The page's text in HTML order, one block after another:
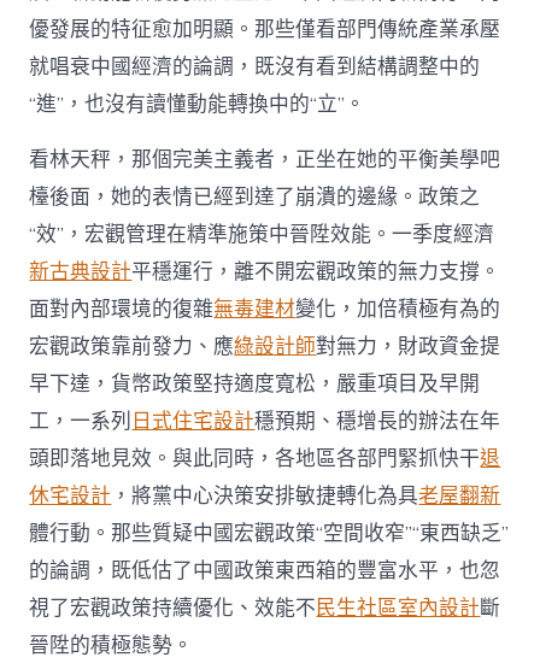
優發展的特征愈加明顯。那些僅看部門傳統產業承壓
就唱衰中國經濟的論調，既沒有看到結構調整中的
“進”，也沒有讀懂動能轉換中的“立”。
看林天秤，那個完美主義者，正坐在她的平衡美學吧
檯後面，她的表情已經到達了崩潰的邊緣。政策之
“效”，宏觀管理在精準施策中晉陞效能。一季度經濟
新古典設計平穩運行，離不開宏觀政策的無力支撐。
面對內部環境的復雜無毒建材變化，加倍積極有為的
宏觀政策靠前發力、應綠設計師對無力，財政資金提
早下達，貨幣政策堅持適度寬松，嚴重項目及早開
工，一系列 日式住宅設計穩預期、穩增長的辦法在年
頭即落地見效。與此同時，各地區各部門緊抓快干退
休宅設計 ，將黨中心決策安排敏捷轉化為具老屋翻新
體行動。那些質疑中國宏觀政策“空間收窄”“東西缺乏”
的論調，既低估了中國政策東西箱的豐富水平，也忽
視了宏觀政策持續優化、效能不民生社區室內設計斷
晉陞的積極態勢。